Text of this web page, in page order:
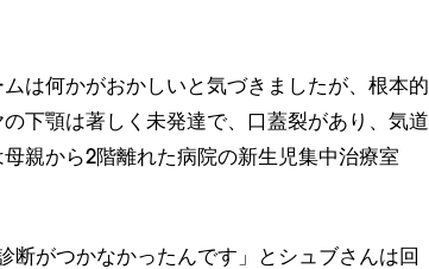
は何かがおかしいと気づきましたが、根本的
下顎は著しく未発達で、口蓋裂があり、気道
親から2階離れた病院の新生児集中治療室
断がつかなかったんです」とシュブさんは回